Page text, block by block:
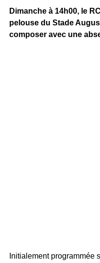
Dimanche à 14h00, le
pelouse du Stade
composer avec une
Initialement programmée